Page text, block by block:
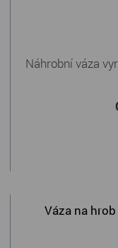
Náhrobní váza
Váza na